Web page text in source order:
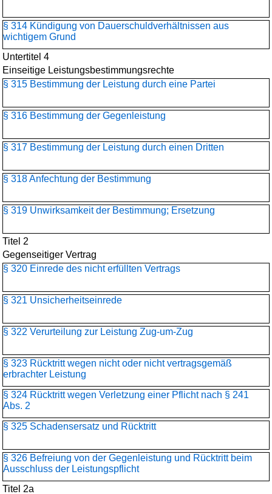
§ 314 Kündigung von Dauerschuldverhältnissen aus
wichtigem Grund
Untertitel 4
Einseitige Leistungsbestimmungsrechte
§ 315 Bestimmung der Leistung durch eine Partei
§ 316 Bestimmung der Gegenleistung
§ 317 Bestimmung der Leistung durch einen Dritten
§ 318 Anfechtung der Bestimmung
§ 319 Unwirksamkeit der Bestimmung; Ersetzung
Titel 2
Gegenseitiger Vertrag
§ 320 Einrede des nicht erfüllten Vertrags
§ 321 Unsicherheitseinrede
§ 322 Verurteilung zur Leistung Zug-um-Zug
§ 323 Rücktritt wegen nicht oder nicht vertragsgemäß
erbrachter Leistung
§ 324 Rücktritt wegen Verletzung einer Pflicht nach § 241
Abs. 2
§ 325 Schadensersatz und Rücktritt
§ 326 Befreiung von der Gegenleistung und Rücktritt beim
Ausschluss der Leistungspflicht
Titel 2a